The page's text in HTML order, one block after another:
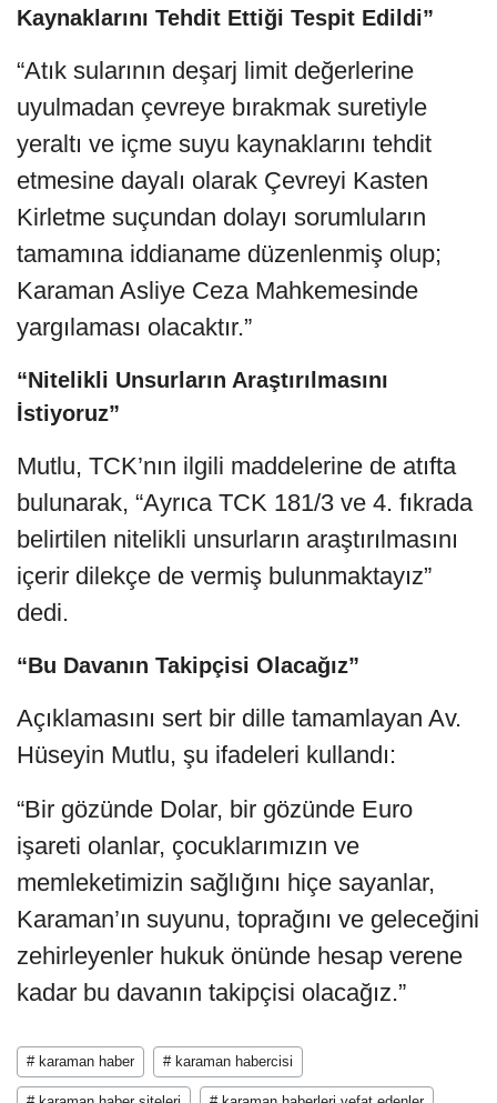
Kaynaklarını Tehdit Ettiği Tespit Edildi”
“Atık sularının deşarj limit değerlerine
uyulmadan çevreye bırakmak suretiyle
yeraltı ve içme suyu kaynaklarını tehdit
etmesine dayalı olarak Çevreyi Kasten
Kirletme suçundan dolayı sorumluların
tamamına iddianame düzenlenmiş olup;
Karaman Asliye Ceza Mahkemesinde
yargılaması olacaktır.”
“Nitelikli Unsurların Araştırılmasını
İstiyoruz”
Mutlu, TCK’nın ilgili maddelerine de atıfta
bulunarak, “Ayrıca TCK 181/3 ve 4. fıkrada
belirtilen nitelikli unsurların araştırılmasını
içerir dilekçe de vermiş bulunmaktayız”
dedi.
“Bu Davanın Takipçisi Olacağız”
Açıklamasını sert bir dille tamamlayan Av.
Hüseyin Mutlu, şu ifadeleri kullandı:
“Bir gözünde Dolar, bir gözünde Euro
işareti olanlar, çocuklarımızın ve
memleketimizin sağlığını hiçe sayanlar,
Karaman’ın suyunu, toprağını ve geleceğini
zehirleyenler hukuk önünde hesap verene
kadar bu davanın takipçisi olacağız.”
# karaman haber # karaman habercisi